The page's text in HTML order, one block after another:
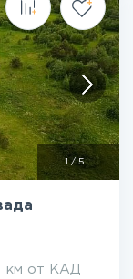
/5
км от КАД